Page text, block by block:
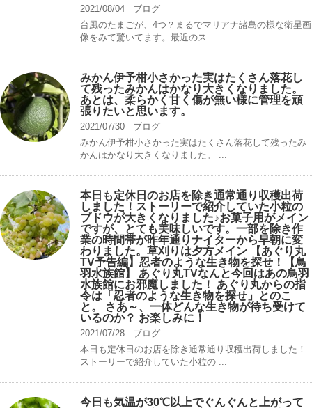
2021/08/04
ブログ
台風のたまごが、4つ？まるでマリアナ諸島の様な衛星画
像をみて驚いてます。最近のス ...
みかん伊予柑小さかった実はたくさん落花し
て残ったみかんはかなり大きくなりました。
あとは、柔らかく甘く傷が無い様に管理を頑
張りたいと思います。
2021/07/30
ブログ
みかん伊予柑小さかった実はたくさん落花して残ったみ
かんはかなり大きくなりました。 ...
本日も定休日のお店を除き通常通り収穫出荷
しました！ストーリーで紹介していた小粒の
ブドウが大きくなりました♪お菓子用がメイン
ですが、とても美味しいです。一部を除き作
業の時間帯が昨年通りナイターから早朝に変
わりました。草刈りは夕方メイン 【あぐり丸
TV予告編】忍者のような生き物を探せ！【鳥
羽水族館】 あぐり丸TVなんと今回はあの鳥羽
水族館にお邪魔しました！ あぐり丸からの指
令は「忍者のような生き物を探せ」とのこ
と。 さあ～、一体どんな生き物が待ち受けて
いるのか？ お楽しみに！
2021/07/28
ブログ
本日も定休日のお店を除き通常通り収穫出荷しました！
ストーリーで紹介していた小粒の ...
今日も気温が30℃以上でぐんぐんと上がって